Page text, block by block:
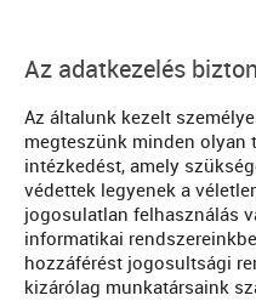
Az adatkezelés
Az általunk kezelt
megteszünk minden olyan
intézkedést, amely
védettek legyenek a
jogosulatlan felhasználás
informatikai
hozzáférést jogosultsági
kizárólag munkatársaink